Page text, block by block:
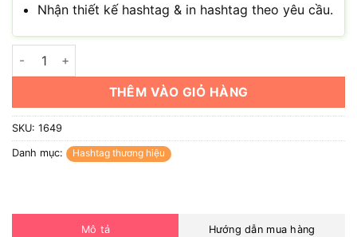
Nhận thiết kế hashtag & in hashtag theo yêu cầu.
Hashtag công ty Havigo số lượng
THÊM VÀO GIỎ HÀNG
SKU: 1649
Danh mục: Hashtag thương hiệu
Mô tả Hướng dẫn mua hàng